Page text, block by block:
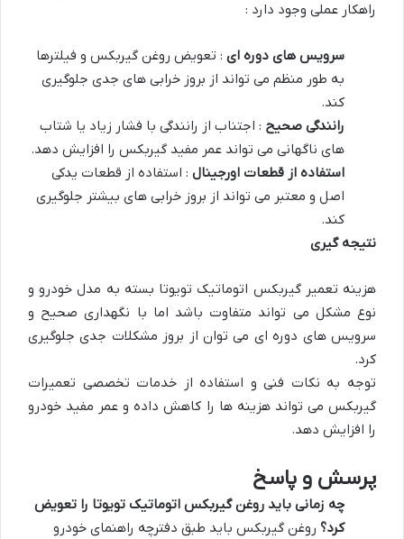
راهکار عملی وجود دارد :
سرویس های دوره ای : تعویض روغن گیربکس و فیلترها
به طور منظم می تواند از بروز خرابی های جدی جلوگیری
کند.
رانندگی صحیح : اجتناب از رانندگی با فشار زیاد یا شتاب
های ناگهانی می تواند عمر مفید گیربکس را افزایش دهد.
استفاده از قطعات اورجینال : استفاده از قطعات یدکی
اصل و معتبر می تواند از بروز خرابی های بیشتر جلوگیری
کند.
نتیجه گیری
هزینه تعمیر گیربکس اتوماتیک تویوتا بسته به مدل خودرو و
نوع مشکل می تواند متفاوت باشد اما با نگهداری صحیح و
سرویس های دوره ای می توان از بروز مشکلات جدی جلوگیری
کرد.
توجه به نکات فنی و استفاده از خدمات تخصصی تعمیرات
گیربکس می تواند هزینه ها را کاهش داده و عمر مفید خودرو
را افزایش دهد.
پرسش و پاسخ
چه زمانی باید روغن گیربکس اتوماتیک تویوتا را تعویض
کرد؟ روغن گیربکس باید طبق دفترچه راهنمای خودرو